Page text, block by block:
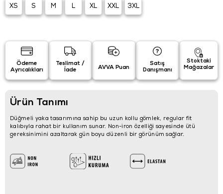
XS S M L XL XXL 3XL
Ödeme
Ayrıcalıkları
Teslimat /
İade
AVVA Puan
Satış
Danışmanı
Stoktaki
Mağazalar
Ürün Tanımı
Düğmeli yaka tasarımına sahip bu uzun kollu gömlek, regular fit
kalıbıyla rahat bir kullanım sunar. Non-iron özelliği sayesinde ütü
gereksinimini azaltarak gün boyu düzenli bir görünüm sağlar.